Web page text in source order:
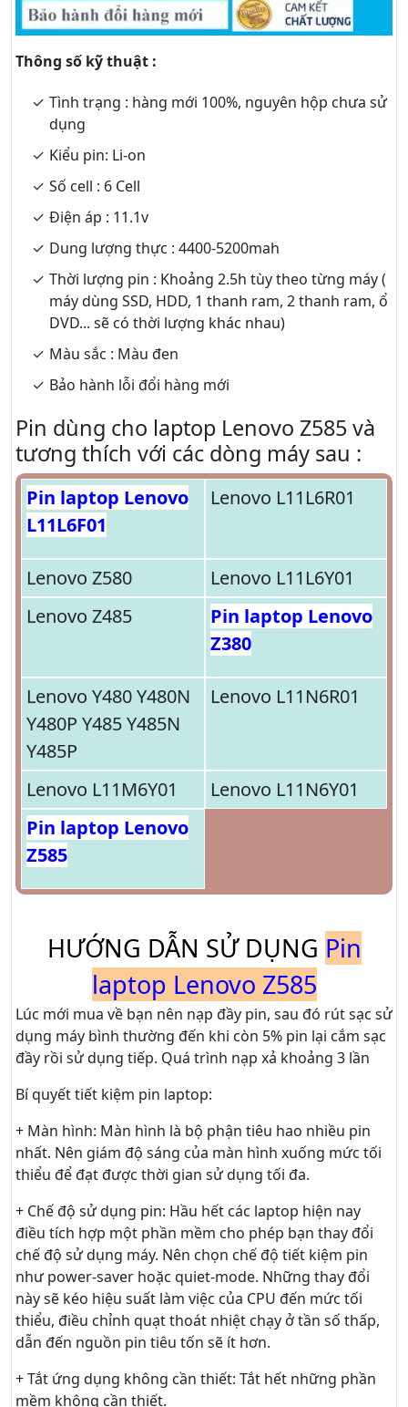
Thông số kỹ thuật :
Tình trạng : hàng mới 100%, nguyên hộp chưa sử
dụng
Kiểu pin: Li-on
Số cell : 6 Cell
Điện áp : 11.1v
Dung lượng thực : 4400-5200mah
Thời lượng pin : Khoảng 2.5h tùy theo từng máy (
máy dùng SSD, HDD, 1 thanh ram, 2 thanh ram, ổ
DVD... sẽ có thời lượng khác nhau)
Màu sắc : Màu đen
Bảo hành lỗi đổi hàng mới
Pin dùng cho laptop Lenovo Z585 và
tương thích với các dòng máy sau :
Pin laptop Lenovo
L11L6F01
Lenovo L11L6R01
Lenovo Z580
Lenovo L11L6Y01
Lenovo Z485
Pin laptop Lenovo
Z380
Lenovo Y480 Y480N
Y480P Y485 Y485N
Y485P
Lenovo L11N6R01
Lenovo L11M6Y01
Lenovo L11N6Y01
Pin laptop Lenovo
Z585
HƯỚNG DẪN SỬ DỤNG Pin
laptop Lenovo Z585
Lúc mới mua về bạn nên nạp đầy pin, sau đó rút sạc sử
dụng máy bình thường đến khi còn 5% pin lại cắm sạc
đầy rồi sử dụng tiếp. Quá trình nạp xả khoảng 3 lần
Bí quyết tiết kiệm pin laptop:
+ Màn hình: Màn hình là bộ phận tiêu hao nhiều pin
nhất. Nên giám độ sáng của màn hình xuống mức tối
thiểu để đạt được thời gian sử dụng tối đa.
+ Chế độ sử dụng pin: Hầu hết các laptop hiện nay
điều tích hợp một phần mềm cho phép bạn thay đổi
chế độ sử dụng máy. Nên chọn chế độ tiết kiệm pin
như power-saver hoặc quiet-mode. Những thay đổi
này sẽ kéo hiệu suất làm việc của CPU đến mức tối
thiểu, điều chỉnh quạt thoát nhiệt chạy ở tần số thấp,
dẫn đến nguồn pin tiêu tốn sẽ ít hơn.
+ Tắt ứng dụng không cần thiết: Tắt hết những phần
mềm không cần thiết.